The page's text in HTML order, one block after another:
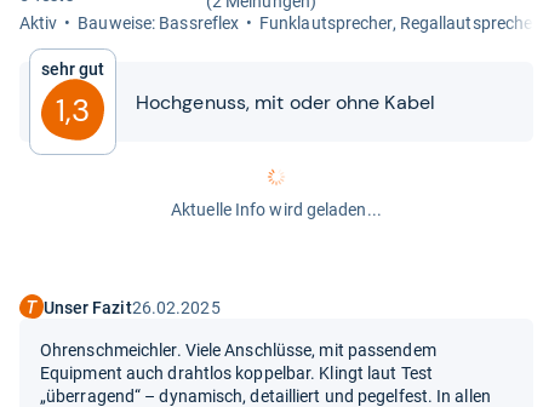
Aktiv
Bau­weise: Bass­re­flex Fun­klaut­spre­cher, Regal­laut­spre­cher
Sehr gut
1,3 Hoch­ge­nuss, mit oder ohne Kabel
Aktuelle Info wird geladen...
Unser Fazit26.02.2025
Ohrenschmeichler. Viele Anschlüsse, mit passendem
Equipment auch drahtlos koppelbar. Klingt laut Test
„überragend“ – dynamisch, detailliert und pegelfest. In allen